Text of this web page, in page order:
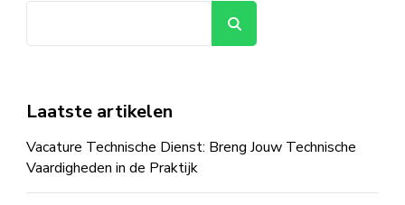
Laatste artikelen
Vacature Technische Dienst: Breng Jouw Technische
Vaardigheden in de Praktijk